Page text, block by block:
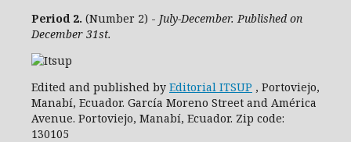
Period 2. (Number 2) - July-December. Published on
December 31st.
Edited and published by Editorial ITSUP , Portoviejo,
Manabí, Ecuador. García Moreno Street and América
Avenue. Portoviejo, Manabí, Ecuador. Zip code:
130105